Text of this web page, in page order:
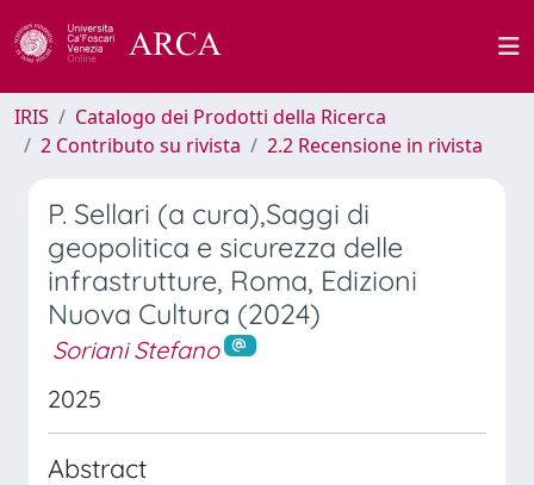
IRIS
Catalogo dei Prodotti della Ricerca
2 Contributo su rivista
2.2 Recensione in rivista
P. Sellari (a cura),Saggi di
geopolitica e sicurezza delle
infrastrutture, Roma, Edizioni
Nuova Cultura (2024)
Soriani Stefano
2025
Abstract